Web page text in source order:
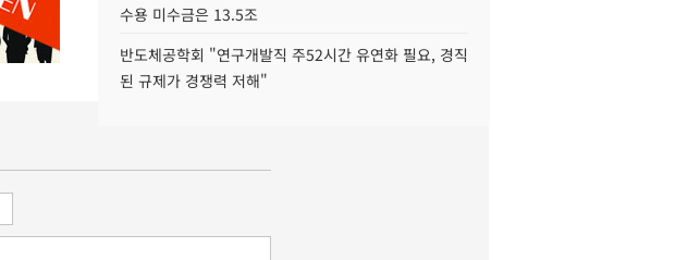
수용 미수금은 13.5조
반도체공학회 "연구개발직 주52시간 유연화 필요, 경직
된 규제가 경쟁력 저해"